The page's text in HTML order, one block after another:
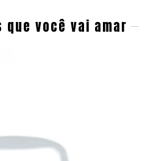
você vai amar